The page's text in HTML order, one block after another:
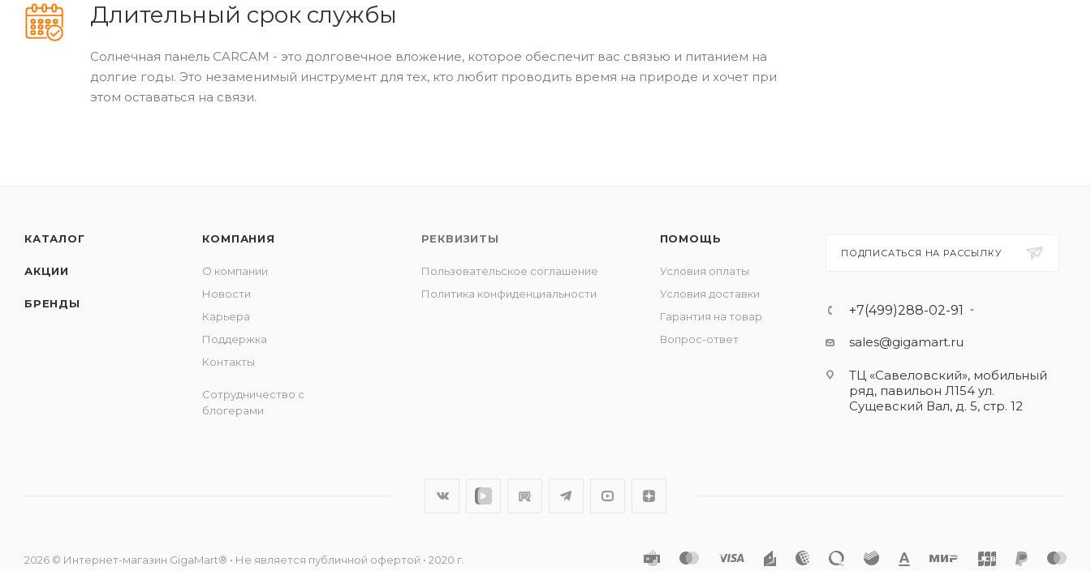
Длительный срок службы
Солнечная панель CARCAM - это долговечное вложение, которое обеспечит вас связью и питанием на
долгие годы. Это незаменимый инструмент для тех, кто любит проводить время на природе и хочет при
этом оставаться на связи.
КАТАЛОГ
АКЦИИ
БРЕНДЫ
КОМПАНИЯ
О компании
Новости
Карьера
Поддержка
Контакты
Сотрудничество с
блогерами
РЕКВИЗИТЫ
Пользовательское соглашение
Политика конфиденциальности
ПОМОЩЬ
Условия оплаты
Условия доставки
Гарантия на товар
Вопрос-ответ
ПОДПИСАТЬСЯ НА РАССЫЛКУ
+7(499)288-02-91
sales@gigamart.ru
ТЦ «Савеловский», мобильный
ряд, павильон Л154 ул.
Сущевский Вал, д. 5, стр. 12
2026 © Интернет-магазин GigaMart® • Не является публичной офертой • 2020 г.